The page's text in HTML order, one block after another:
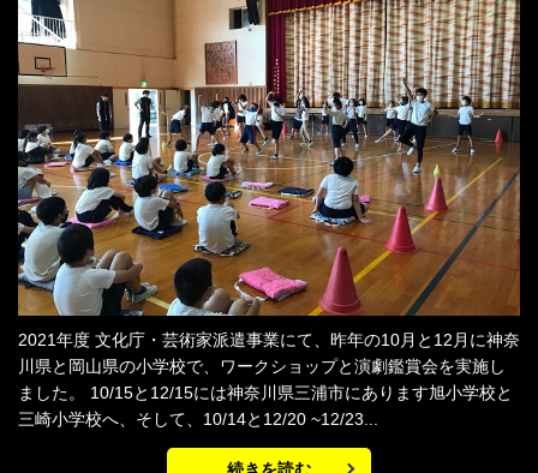
2021年度 文化庁・芸術家派遣事業にて、昨年の10月と12月に神奈
川県と岡山県の小学校で、ワークショップと演劇鑑賞会を実施し
ました。 10/15と12/15には神奈川県三浦市にあります旭小学校と
三崎小学校へ、そして、10/14と12/20 ~12/23...
続きを読む